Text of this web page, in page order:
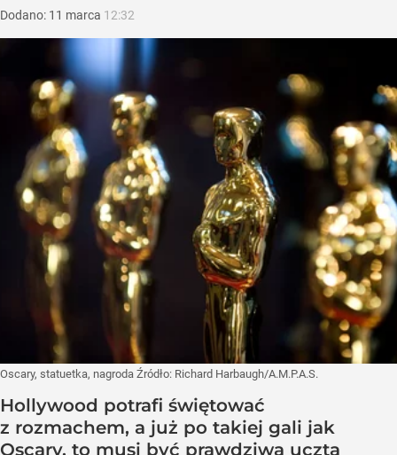
Dodano: 11 marca 12:32
Oscary, statuetka, nagroda Źródło: Richard Harbaugh/A.M.P.A.S.
Hollywood potrafi świętować
z rozmachem, a już po takiej gali jak
Oscary, to musi być prawdziwa uczta